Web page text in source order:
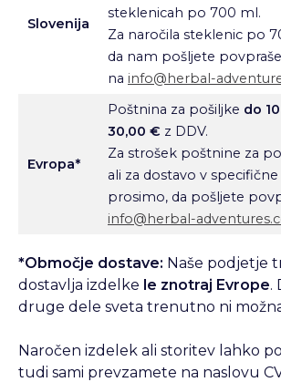
Slovenija
steklenicah po 700 ml.
Za naročila steklenic po
da nam pošljete
na info@herbal-
Evropa*
Poštnina za pošiljke do
30,00 € z DDV.
Za strošek poštnine za
ali za dostavo v specifične
prosimo, da pošljete
info@herbal-
*Območje dostave: Naše podjetje
dostavlja izdelke le znotraj Evrope.
druge dele sveta trenutno ni
Naročen izdelek ali storitev lahko
tudi sami prevzamete na naslovu